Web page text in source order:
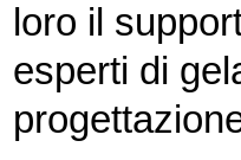
loro il
esperti di